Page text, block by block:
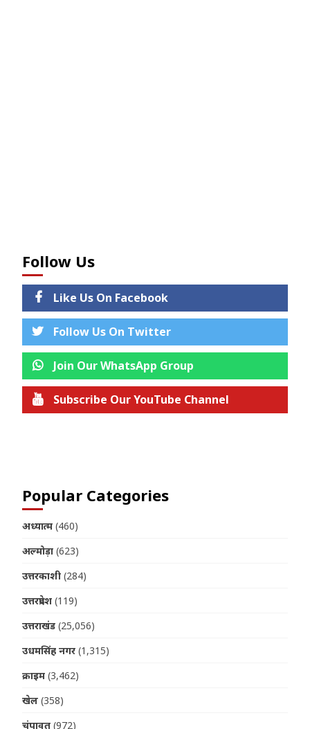
Follow Us
Like Us On Facebook
Follow Us On Twitter
Join Our WhatsApp Group
Subscribe Our YouTube Channel
Popular Categories
अध्यात्म (460)
अल्मोड़ा (623)
उत्तरकाशी (284)
उत्तरप्रदेश (119)
उत्तराखंड (25,056)
उधमसिंह नगर (1,315)
क्राइम (3,462)
खेल (358)
चंपावत (972)